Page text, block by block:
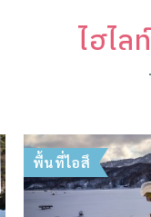
ไฮไ
พื้นที่ไอสึ